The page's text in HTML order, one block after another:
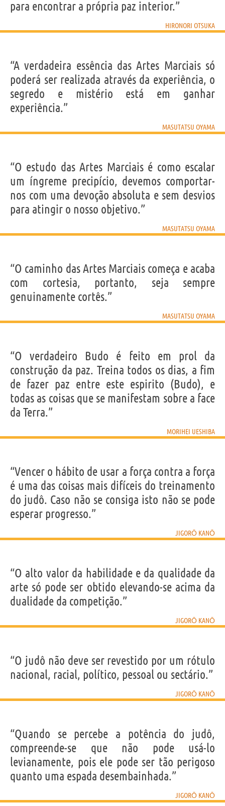
para encontrar a própria paz interior.”
HIRONORI OTSUKA
“A verdadeira essência das Artes Marciais só
poderá ser realizada através da experiência, o
segredo e mistério está em ganhar
experiência.”
MASUTATSU OYAMA
“O estudo das Artes Marciais é como escalar
um íngreme precipício, devemos comportar-
nos com uma devoção absoluta e sem desvios
para atingir o nosso objetivo.”
MASUTATSU OYAMA
“O caminho das Artes Marciais começa e acaba
com cortesia, portanto, seja sempre
genuinamente cortês.”
MASUTATSU OYAMA
“O verdadeiro Budo é feito em prol da
construção da paz. Treina todos os dias, a fim
de fazer paz entre este espirito (Budo), e
todas as coisas que se manifestam sobre a face
da Terra.”
MORIHEI UESHIBA
“Vencer o hábito de usar a força contra a força
é uma das coisas mais difíceis do treinamento
do judô. Caso não se consiga isto não se pode
esperar progresso.”
JIGORŌ KANŌ
“O alto valor da habilidade e da qualidade da
arte só pode ser obtido elevando-se acima da
dualidade da competição.”
JIGORŌ KANŌ
“O judô não deve ser revestido por um rótulo
nacional, racial, político, pessoal ou sectário.”
JIGORŌ KANŌ
“Quando se percebe a potência do judô,
compreende-se que não pode usá-lo
levianamente, pois ele pode ser tão perigoso
quanto uma espada desembainhada.”
JIGORŌ KANŌ